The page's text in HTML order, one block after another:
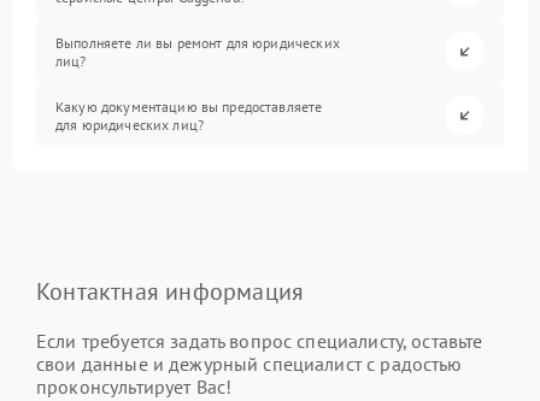
Выполняете ли вы ремонт для юридических
лиц?
Какую документацию вы предоставляете
для юридических лиц?
Контактная информация
Если требуется задать вопрос специалисту, оставьте
свои данные и дежурный специалист с радостью
проконсультирует Вас!